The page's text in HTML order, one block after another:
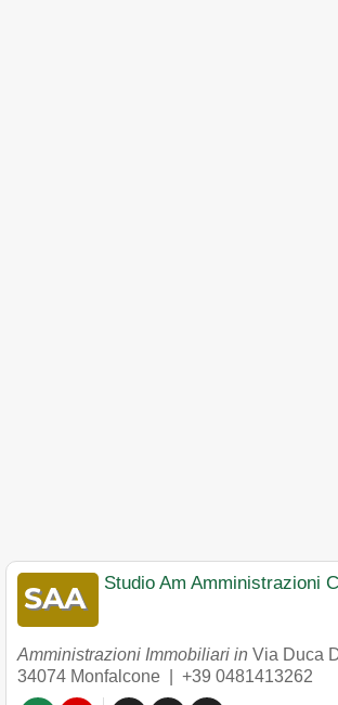
Studio Am Amministrazioni
Amministrazioni Immobiliari in Via Duca
34074 Monfalcone +39 0481413262